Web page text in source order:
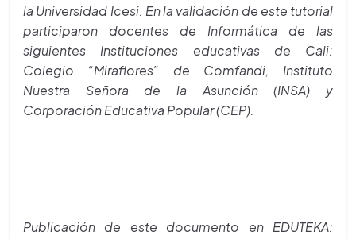
la Universidad Icesi. En la validación de este tutorial
participaron docentes de Informática de las
siguientes Instituciones educativas de Cali:
Colegio “Miraflores” de Comfandi, Instituto
Nuestra Señora de la Asunción (INSA) y
Corporación Educativa Popular (CEP).
Publicación de este documento en EDUTEKA: